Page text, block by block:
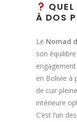
À DOS
Le Nomad
son
en Bolivie à
de cuir
intérieure
C’est l’un